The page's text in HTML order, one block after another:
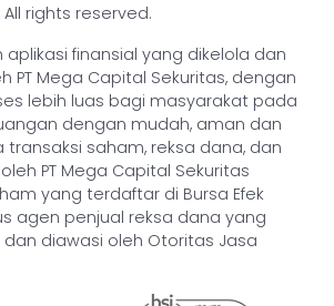
rights reserved.
aplikasi finansial yang dikelola dan
PT Mega Capital Sekuritas, dengan
lebih luas bagi masyarakat pada
dengan mudah, aman dan
transaksi saham, reksa dana, dan
PT Mega Capital Sekuritas
yang terdaftar di Bursa Efek
agen penjual reksa dana yang
dan diawasi oleh Otoritas Jasa